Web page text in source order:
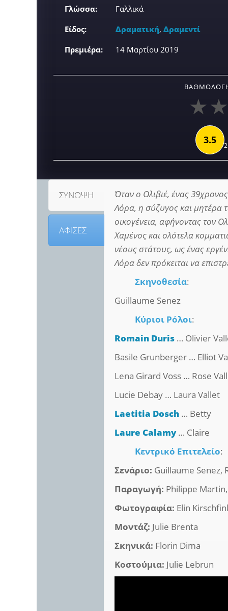
Γλώσσα:
Γαλλικά
Είδος:
Δραματική,Δραμεντί
Πρεμιέρα:
14 Μαρτίου 2019
3.5
ΣΥΝΟΨΗ
ΑΦΙΣΕΣ
Όταν ο Ολιβιέ, ένας
Λόρα, η σύζυγος και μητέρα
οικογένεια, αφήνοντας τον
Χαμένος και ολότελα
νέους στάτους, ως ένας
Λόρα δεν πρόκειται να
Σκηνοθεσία:
Guillaume Senez
Κύριοι Ρόλοι:
Romain Duris … Olivier
Basile Grunberger … Elliot
Lena Girard Voss … Rose
Lucie Debay … Laura Vallet
Laetitia Dosch … Betty
Laure Calamy… Claire
Κεντρικό Επιτελείο:
Σενάριο: Guillaume Senez,
Παραγωγή: Philippe
Φωτογραφία: Elin
Μοντάζ: Julie Brenta
Σκηνικά: Florin Dima
Κοστούμια: Julie Lebrun